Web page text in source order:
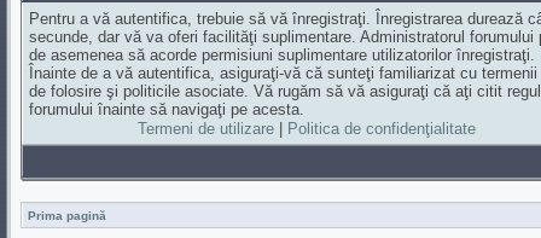
Pentru a vă autentifica, trebuie să vă înregistraţi. Înregistrarea durează
secunde, dar vă va oferi facilităţi suplimentare. Administratorul forumului
de asemenea să acorde permisiuni suplimentare utilizatorilor înregistraţi.
Înainte de a vă autentifica, asiguraţi-vă că sunteţi familiarizat cu
de folosire şi politicile asociate. Vă rugăm să vă asiguraţi că aţi citit
forumului înainte să navigaţi pe acesta.
Termeni de utilizare
Politica de confidenţialitate
Prima pagină